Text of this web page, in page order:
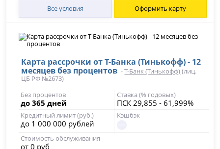
Все условия Оформить карту
Карта рассрочки от Т-Банка (Тинькофф) - 12
месяцев без процентов -Т-Банк (Тинькофф)(лиц.
ЦБ РФ №2673)
Без процентов
до 365 дней
Ставка (% годовых)
ПСК 29,855 - 61,999%
Кредитный лимит (руб.)
до 1 000 000 рублей
Кэшбэк
Стоимость обслуживания
от 0 руб